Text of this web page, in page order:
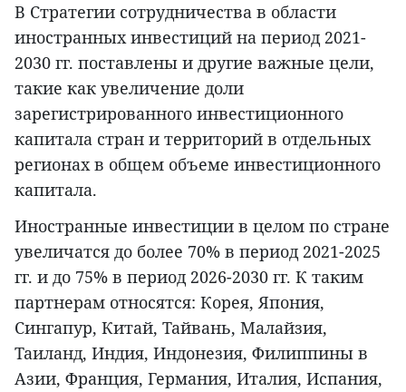
В Стратегии сотрудничества в области
иностранных инвестиций на период 2021-
2030 гг. поставлены и другие важные цели,
такие как увеличение доли
зарегистрированного инвестиционного
капитала стран и территорий в отдельных
регионах в общем объеме инвестиционного
капитала.
Иностранные инвестиции в целом по стране
увеличатся до более 70% в период 2021-2025
гг. и до 75% в период 2026-2030 гг. К таким
партнерам относятся: Корея, Япония,
Сингапур, Китай, Тайвань, Малайзия,
Таиланд, Индия, Индонезия, Филиппины в
Азии, Франция, Германия, Италия, Испания,